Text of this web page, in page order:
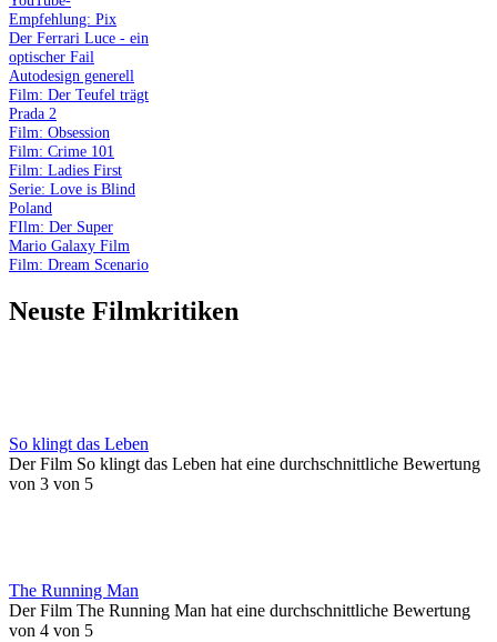
Empfehlung: Pix
Der Ferrari Luce - ein
optischer Fail
Autodesign generell
Film: Der Teufel trägt
Prada 2
Film: Obsession
Film: Crime 101
Film: Ladies First
Serie: Love is Blind
Poland
FIlm: Der Super
Mario Galaxy Film
Film: Dream Scenario
Neuste Filmkritiken
So klingt das Leben
Der Film So klingt das Leben hat eine durchschnittliche Bewertung
von 3 von 5
The Running Man
Der Film The Running Man hat eine durchschnittliche Bewertung
von 4 von 5